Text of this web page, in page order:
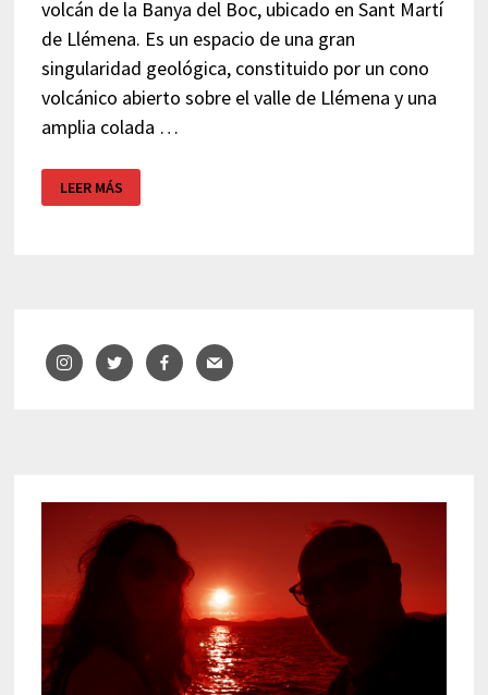
volcán de la Banya del Boc, ubicado en Sant Martí
de Llémena. Es un espacio de una gran
singularidad geológica, constituido por un cono
volcánico abierto sobre el valle de Llémena y una
amplia colada …
EXCURSIÓN
VOLCÁN
DE
LEER MÁS